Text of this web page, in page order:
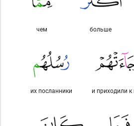
больше
чем
и приходили
их посланники